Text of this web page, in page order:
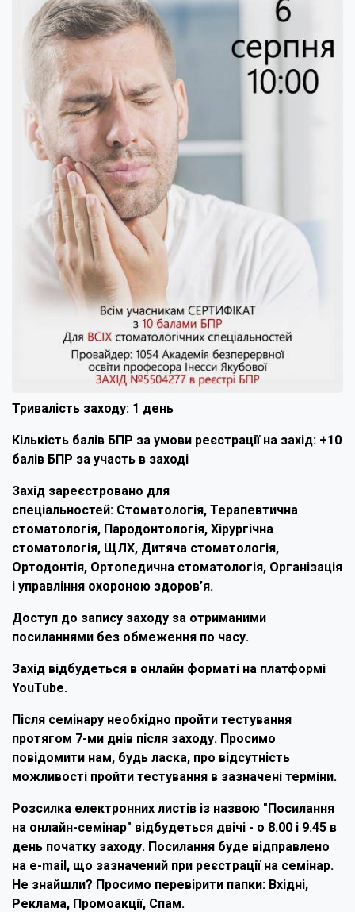
Тривалість заходу: 1 день
Кількість балів БПР за умови реєстрації на захід: +10
балів БПР за участь в заході
Захід зареєстровано для
спеціальностей: Стоматологія, Терапевтична
стоматологія, Пародонтологія, Хірургічна
стоматологія, ЩЛХ, Дитяча стоматологія,
Ортодонтія, Ортопедична стоматологія, Організація
і управління охороною здоров’я.
Доступ до запису заходу за отриманими
посиланнями без обмеження по часу.
Захід відбудеться в онлайн форматі на платформі
YouTube.
Після семінару необхідно пройти тестування
протягом 7-ми днів після заходу. Просимо
повідомити нам, будь ласка, про відсутність
можливості пройти тестування в зазначені терміни.
Розсилка електронних листів із назвою "Посилання
на онлайн-семінар" відбудеться двічі - о 8.00 і 9.45 в
день початку заходу. Посилання буде відправлено
на e-mail, що зазначений при реєстрації на семінар.
Не знайшли? Просимо перевірити папки: Вхідні,
Реклама, Промоакції, Спам.